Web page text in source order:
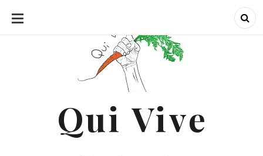
ALLER
CONTENU
Qui Vive
Qui Vive